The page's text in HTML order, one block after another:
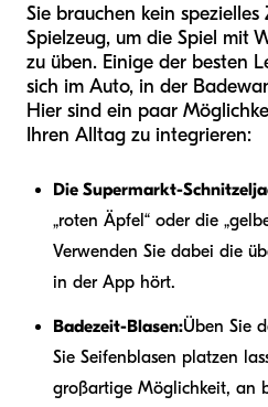
Sie brauchen kein
Spielzeug, um die Spiel mit
zu üben. Einige der besten
sich im Auto, in der
Hier sind ein paar
Ihren Alltag zu integrieren:
Die Supermarkt-
„roten Äpfel“ oder die
Verwenden Sie dabei die
in der App hört.
Badezeit-Blasen:Üben Sie
Sie Seifenblasen platzen
großartige Möglichkeit, an